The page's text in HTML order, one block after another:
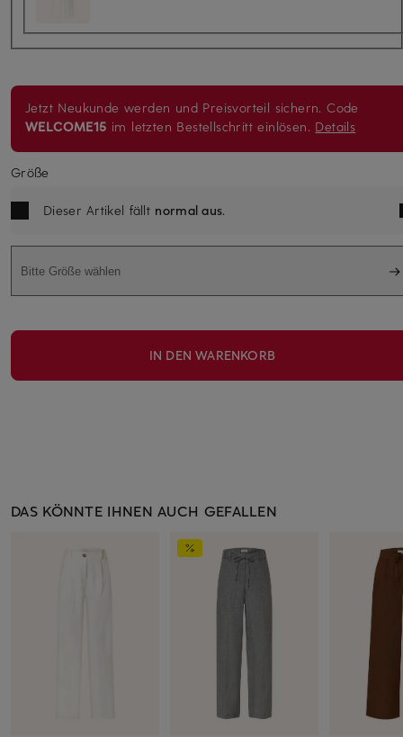
Jetzt Neukunde werden und Preisvorteil sichern. Code
WELCOME15 im letzten Bestellschritt einlösen. Details
Größe
Dieser Artikel fällt normal aus.
Bitte Größe wählen
IN DEN WARENKORB
DAS KÖNNTE IHNEN AUCH GEFALLEN